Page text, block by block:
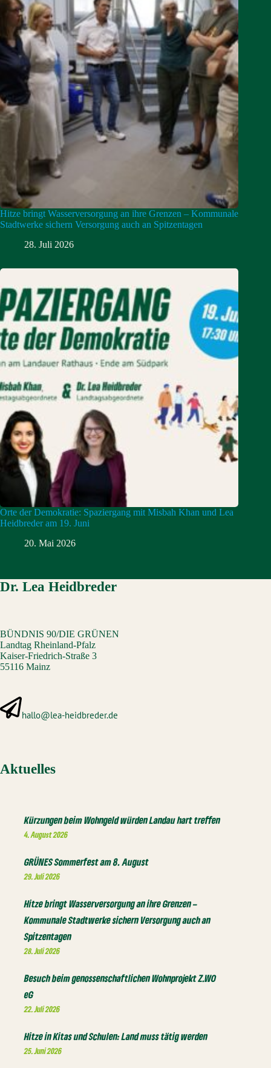
Hitze bringt Wasserversorgung an ihre Grenzen – Kommunale
Stadtwerke sichern Versorgung auch an Spitzentagen
28. Juli 2026
Orte der Demokratie: Spaziergang mit Misbah Khan und Lea
Heidbreder am 19. Juni
20. Mai 2026
Dr. Lea Heidbreder
BÜNDNIS 90/DIE GRÜNEN
Landtag Rheinland-Pfalz
Kaiser-Friedrich-Straße 3
55116 Mainz
hallo@lea-heidbreder.de
Aktuelles
Kürzungen beim Wohngeld würden Landau hart treffen
4. August 2026
GRÜNES Sommerfest am 8. August
29. Juli 2026
Hitze bringt Wasserversorgung an ihre Grenzen –
Kommunale Stadtwerke sichern Versorgung auch an
Spitzentagen
28. Juli 2026
Besuch beim genossenschaftlichen Wohnprojekt Z.WO
eG
22. Juli 2026
Hitze in Kitas und Schulen: Land muss tätig werden
25. Juni 2026